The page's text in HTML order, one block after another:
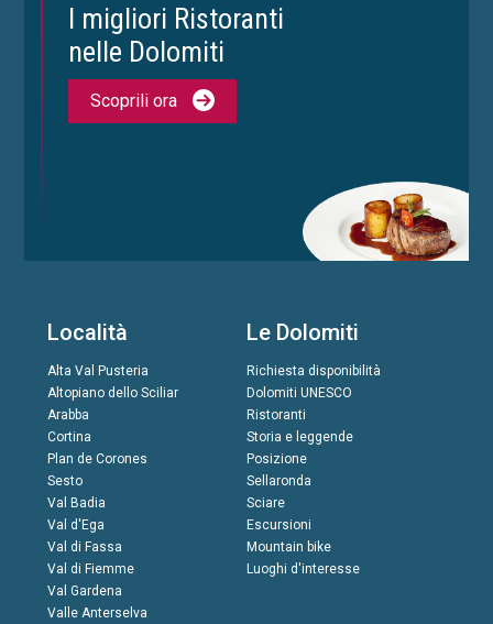
I migliori Ristoranti
nelle Dolomiti
Scoprili ora
Località
Alta Val Pusteria
Altopiano dello Sciliar
Arabba
Cortina
Plan de Corones
Sesto
Val Badia
Val d'Ega
Val di Fassa
Val di Fiemme
Val Gardena
Valle Anterselva
Le Dolomiti
Richiesta disponibilità
Dolomiti UNESCO
Ristoranti
Storia e leggende
Posizione
Sellaronda
Sciare
Escursioni
Mountain bike
Luoghi d'interesse